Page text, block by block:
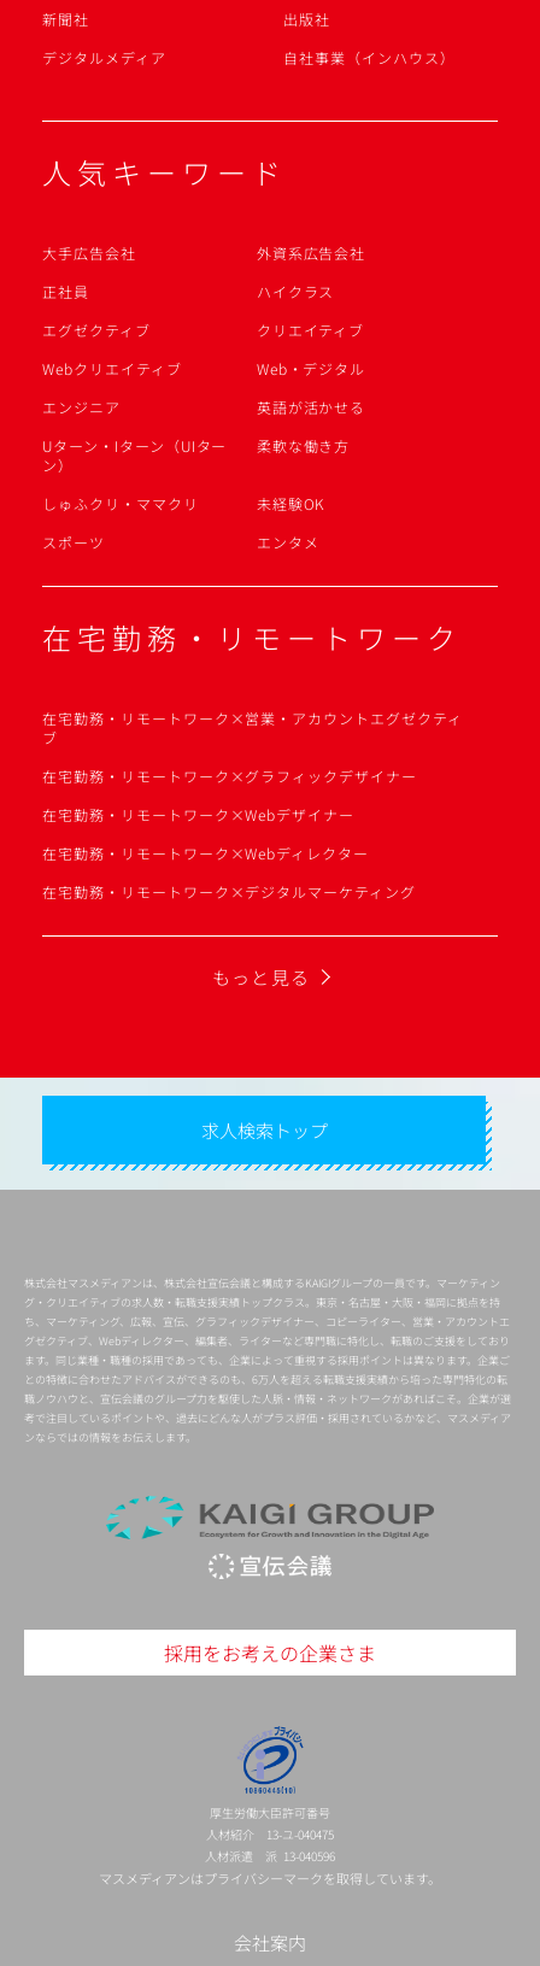
新聞社
出版社
デジタルメディア
自社事業（インハウス）
人気キーワード
大手広告会社
外資系広告会社
正社員
ハイクラス
エグゼクティブ
クリエイティブ
Webクリエイティブ
Web・デジタル
エンジニア
英語が活かせる
Uターン・Iターン（UIター
ン）
柔軟な働き方
しゅふクリ・ママクリ
未経験OK
スポーツ
エンタメ
在宅勤務・リモートワーク
在宅勤務・リモートワーク×営業・アカウントエグゼクティ
ブ
在宅勤務・リモートワーク×グラフィックデザイナー
在宅勤務・リモートワーク×Webデザイナー
在宅勤務・リモートワーク×Webディレクター
在宅勤務・リモートワーク×デジタルマーケティング
もっと見る
求人検索トップ
株式会社マスメディアンは、株式会社宣伝会議と構成するKAIGIグループの一員です。マーケティン
グ・クリエイティブの求人数・転職支援実績トップクラス。東京・名古屋・大阪・福岡に拠点を持
ち、マーケティング、広報、宣伝、グラフィックデザイナー、コピーライター、営業・アカウントエ
グゼクティブ、Webディレクター、編集者、ライターなど専門職に特化し、転職のご支援をしており
ます。同じ業種・職種の採用であっても、企業によって重視する採用ポイントは異なります。企業ご
との特徴に合わせたアドバイスができるのも、6万人を超える転職支援実績から培った専門特化の転
職ノウハウと、宣伝会議のグループ力を駆使した人脈・情報・ネットワークがあればこそ。企業が選
考で注目しているポイントや、過去にどんな人がプラス評価・採用されているかなど、マスメディア
ンならではの情報をお伝えします。
採用をお考えの企業さま
厚生労働大臣許可番号
人材紹介 13-ユ-040475
人材派遣 派 13-040596
マスメディアンはプライバシーマークを取得しています。
会社案内